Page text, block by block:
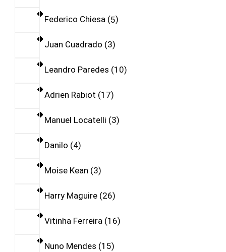
Federico Chiesa 5
Juan Cuadrado 3
Leandro Paredes 10
Adrien Rabiot 17
Manuel Locatelli 3
Danilo 4
Moise Kean 3
Harry Maguire 26
Vitinha Ferreira 16
Nuno Mendes 15